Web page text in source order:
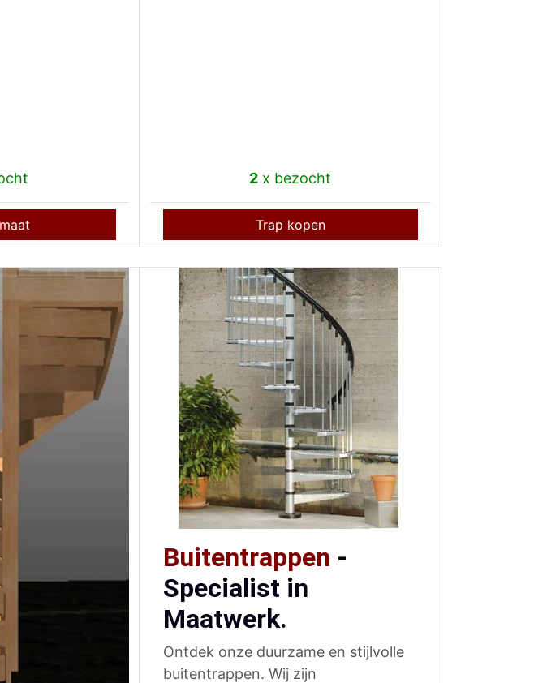
2 x bezocht
Trap kopen
Buitentrappen -
Specialist in
Maatwerk.
Ontdek onze duurzame en stijlvolle
buitentrappen. Wij zijn